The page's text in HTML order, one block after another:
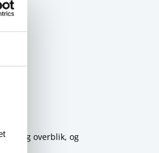
og overblik, og